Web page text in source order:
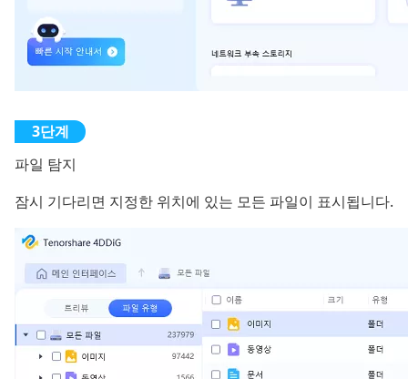
파일 탐지
잠시 기다리면 지정한 위치에 있는 모든 파일이 표시됩니다.